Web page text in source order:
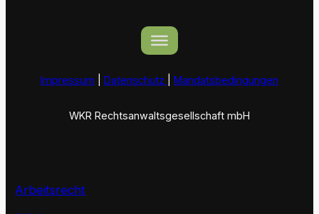
Impressum Datenschutz Mandatsbedingungen
WKR Rechtsanwaltsgesellschaft mbH
Arbeitsrecht